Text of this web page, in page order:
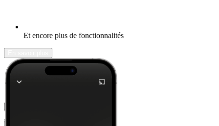
Et encore plus de fonctionnalités